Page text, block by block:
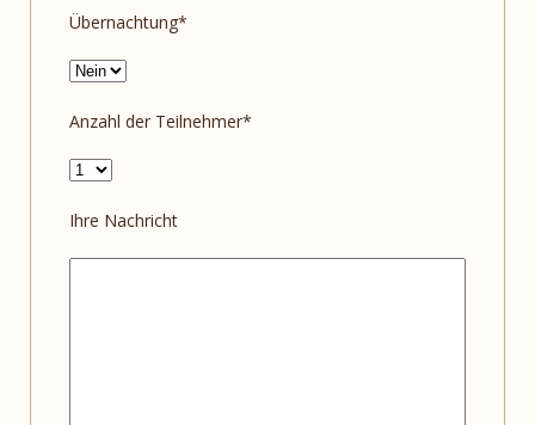
Übernachtung*
Anzahl der Teilnehmer*
Ihre Nachricht